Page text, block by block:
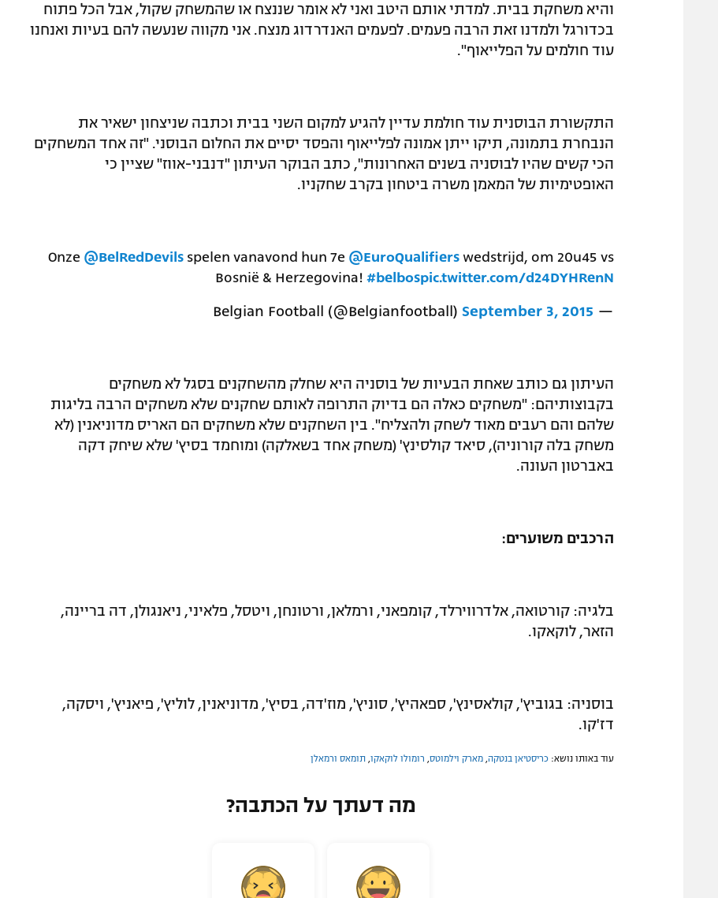
והיא משחקת בבית. למדתי אותם היטב ואני לא אומר שננצח או שהמשחק שקול, אבל הכל פתוח
בכדורגל ולמדנו זאת הרבה פעמים. לפעמים האנדרדוג מנצח. אני מקווה שנעשה להם בעיות ואנחנו
עוד חולמים על הפלייאוף".
התקשורת הבוסנית עוד חולמת עדיין להגיע למקום השני בבית וכתבה שניצחון ישאיר את
הנבחרת בתמונה, תיקו ייתן אמונה לפלייאוף והפסד יסיים את החלום הבוסני. "זה אחד המשחקים
הכי קשים שהיו לבוסניה בשנים האחרונות", כתב הבוקר העיתון "דנבני-אווז" שציין כי
האופטימיות של המאמן משרה ביטחון בקרב שחקניו.
Onze @BelRedDevils spelen vanavond hun 7e @EuroQualifiers wedstrijd, om 20u45 vs
Bosnië & Herzegovina! #belbospic.twitter.com/d24DYHRenN
— Belgian Football (@Belgianfootball)
September 3, 2015
העיתון גם כותב שאחת הבעיות של בוסניה היא שחלק מהשחקנים בסגל לא משחקים
בקבוצותיהם: "משחקים כאלה הם בדיוק התרופה לאותם שחקנים שלא משחקים הרבה בליגות
שלהם והם רעבים מאוד לשחק ולהצליח". בין השחקנים שלא משחקים הם האריס מדוניאנין (לא
משחק בלה קורוניה), סיאד קולסינץ' (משחק אחד בשאלקה) ומוחמד בסיץ' שלא שיחק דקה
באברטון העונה.
הרכבים משוערים:
בלגיה: קורטואה, אלדרווירלד, קומפאני, ורמלאן, ורטונחן, ויטסל, פלאיני, ניאנגולן, דה בריינה,
הזאר, לוקאקו.
בוסניה: בגוביץ', קולאסינץ', ספאהיץ', סוניץ', מוז'דה, בסיץ', מדוניאנין, לוליץ', פיאניץ', ויסקה,
דז'קו.
עוד באותו נושא: כריסטיאן בנטקה מארק וילמוטס רומולו לוקאקו‎ תומאס ורמאלן
מה דעתך על הכתבה?